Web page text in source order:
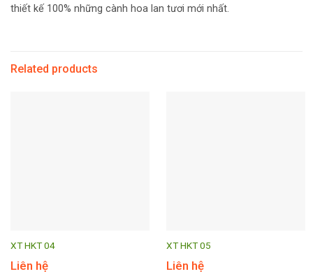
thiết kế 100% những cành hoa lan tươi mới nhất.
Related products
XT HKT 04
Liên hệ
XT HKT 05
Liên hệ